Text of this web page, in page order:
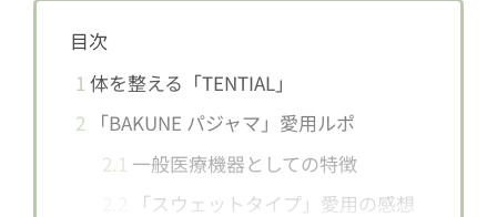
目次
1 体を整える「TENTIAL」
2 「BAKUNE パジャマ」愛用ルポ
2.1 一般医療機器としての特徴
「スウェットタイプ」愛用の感想